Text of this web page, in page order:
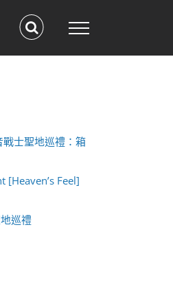
士聖地巡禮：箱
[Heaven’s Feel]
巡禮